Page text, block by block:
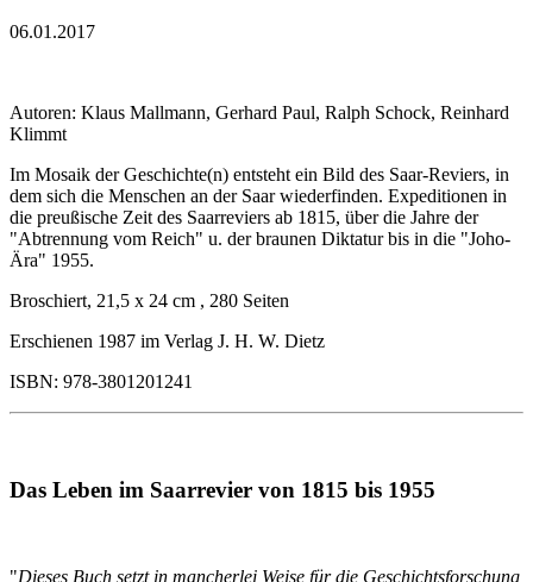
06.01.2017
Autoren: Klaus Mallmann, Gerhard Paul, Ralph Schock, Reinhard
Klimmt
Im Mosaik der Geschichte(n) entsteht ein Bild des Saar-Reviers, in
dem sich die Menschen an der Saar wiederfinden. Expeditionen in
die preußische Zeit des Saarreviers ab 1815, über die Jahre der
"Abtrennung vom Reich" u. der braunen Diktatur bis in die "Joho-
Ära" 1955.
Broschiert, 21,5 x 24 cm , 280 Seiten
Erschienen 1987 im Verlag J. H. W. Dietz
ISBN: 978-3801201241
Das Leben im Saarrevier von 1815 bis 1955
"Dieses Buch setzt in mancherlei Weise für die Geschichtsforschung